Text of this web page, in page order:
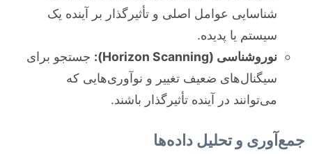
شناسایی عوامل اصلی و تأثیرگذار بر آینده یک
سیستم یا پدیده.
نوروشناسی (Horizon Scanning):
جستجو برای
سیگنال‌های ضعیف تغییر و نوآوری‌هایی که
می‌توانند در آینده تأثیرگذار باشند.
جمع‌آوری و تحلیل داده‌ها